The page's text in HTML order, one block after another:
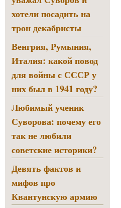
хотели посадить на
трон декабристы
Венгрия, Румыния,
Италия: какой повод
для войны с СССР у
них был в 1941 году?
Любимый ученик
Суворова: почему его
так не любили
советские историки?
Девять фактов и
мифов про
Квантунскую армию